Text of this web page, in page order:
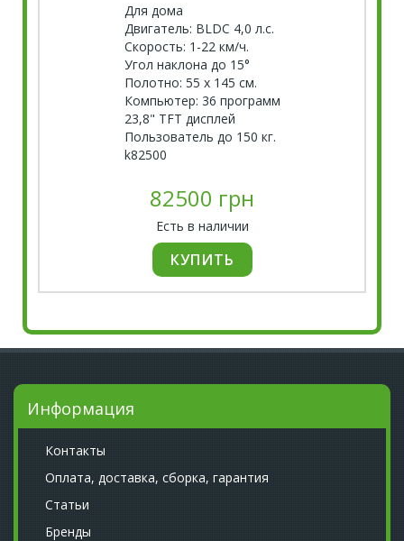
Для дома
Двигатель: BLDC 4,0 л.с.
Скорость: 1-22 км/ч.
Угол наклона до 15°
Полотно: 55 х 145 см.
Компьютер: 36 программ
23,8" TFT дисплей
Пользователь до 150 кг.
k82500
82500 грн
Есть в наличии
Информация
Контакты
Оплата, доставка, сборка, гарантия
Статьи
Бренды